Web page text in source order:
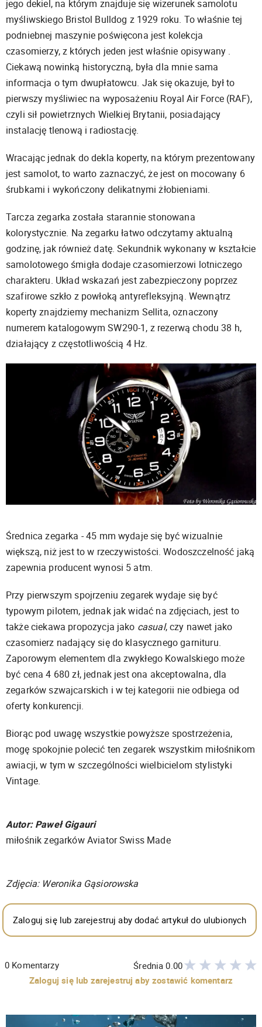
jego dekiel, na którym znajduje się wizerunek samolotu
myśliwskiego Bristol Bulldog z 1929 roku. To właśnie tej
podniebnej maszynie poświęcona jest kolekcja
czasomierzy, z których jeden jest właśnie opisywany .
Ciekawą nowinką historyczną, była dla mnie sama
informacja o tym dwupłatowcu. Jak się okazuje, był to
pierwszy myśliwiec na wyposażeniu Royal Air Force (RAF),
czyli sił powietrznych Wielkiej Brytanii, posiadający
instalację tlenową i radiostację.
Wracając jednak do dekla koperty, na którym prezentowany
jest samolot, to warto zaznaczyć, że jest on mocowany 6
śrubkami i wykończony delikatnymi żłobieniami.
Tarcza zegarka została starannie stonowana
kolorystycznie. Na zegarku łatwo odczytamy aktualną
godzinę, jak również datę. Sekundnik wykonany w kształcie
samolotowego śmigła dodaje czasomierzowi lotniczego
charakteru. Układ wskazań jest zabezpieczony poprzez
szafirowe szkło z powłoką antyrefleksyjną. Wewnątrz
koperty znajdziemy mechanizm Sellita, oznaczony
numerem katalogowym SW290-1, z rezerwą chodu 38 h,
działający z częstotliwością 4 Hz.
Średnica zegarka - 45 mm wydaje się być wizualnie
większą, niż jest to w rzeczywistości. Wodoszczelność jaką
zapewnia producent wynosi 5 atm.
Przy pierwszym spojrzeniu zegarek wydaje się być
typowym pilotem, jednak jak widać na zdjęciach, jest to
także ciekawa propozycja jako casual, czy nawet jako
czasomierz nadający się do klasycznego garnituru.
Zaporowym elementem dla zwykłego Kowalskiego może
być cena 4 680 zł, jednak jest ona akceptowalna, dla
zegarków szwajcarskich i w tej kategorii nie odbiega od
oferty konkurencji.
Biorąc pod uwagę wszystkie powyższe spostrzeżenia,
mogę spokojnie polecić ten zegarek wszystkim miłośnikom
awiacji, w tym w szczególności wielbicielom stylistyki
Vintage.
Autor: Paweł Gigauri
miłośnik zegarków Aviator Swiss Made
Zdjęcia: Weronika Gąsiorowska
Zaloguj się lub zarejestruj aby dodać artykuł do ulubionych
0 Komentarzy Średnia0.00
Zaloguj się lub zarejestruj aby zostawić komentarz